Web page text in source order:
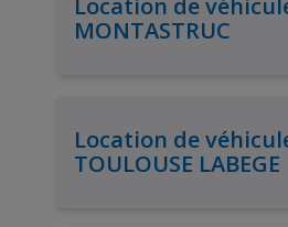
Location de
MONTASTRUC
Location de
TOULOUSE LABEGE